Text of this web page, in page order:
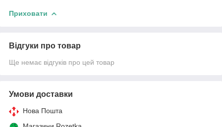
Приховати
Відгуки про товар
Ще немає відгуків про цей товар
Умови доставки
Нова Пошта